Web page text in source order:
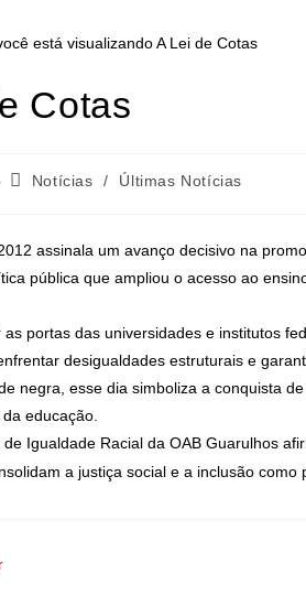
Cotas
Notícias / Últimas Notícias
assinala um avanço decisivo na
pública que ampliou o acesso ao
as portas das universidades e institutos
desigualdades estruturais e
negra, esse dia simboliza a conquista
educação.
de Igualdade Racial da OAB Guarulhos
a justiça social e a inclusão como